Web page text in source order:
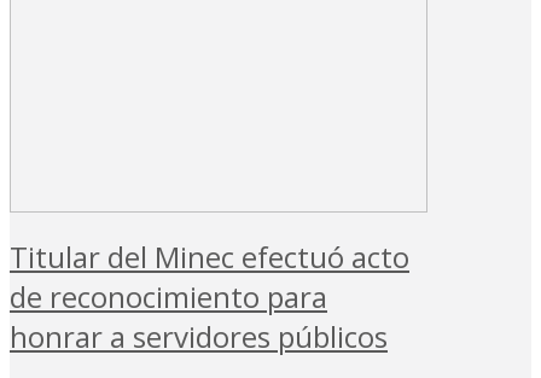
Titular del Minec efectuó acto
de reconocimiento para
honrar a servidores públicos